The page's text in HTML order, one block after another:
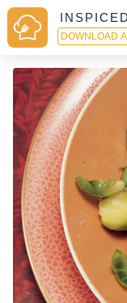
DOWNLOAD